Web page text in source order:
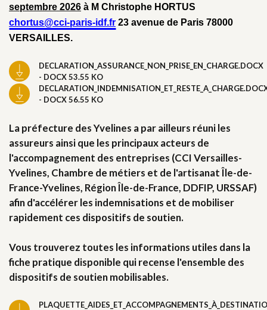
septembre 2026 à M Christophe HORTUS
chortus@cci-paris-idf.fr 23 avenue de Paris 78000
VERSAILLES.
DECLARATION_ASSURANCE_NON_PRISE_EN_CHARGE.DOCX
- DOCX 53.55 KO
- DOCX 56.55 KO
La préfecture des Yvelines a par ailleurs réuni les
assureurs ainsi que les principaux acteurs de
l'accompagnement des entreprises (CCI Versailles-
Yvelines, Chambre de métiers et de l'artisanat Île-de-
France-Yvelines, Région Île-de-France, DDFIP, URSSAF)
afin d'accélérer les indemnisations et de mobiliser
rapidement ces dispositifs de soutien.
Vous trouverez toutes les informations utiles dans la
fiche pratique disponible qui recense l'ensemble des
dispositifs de soutien mobilisables.